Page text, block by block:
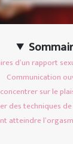
d’un rapport
Communication
sur le
des techniques
atteindre